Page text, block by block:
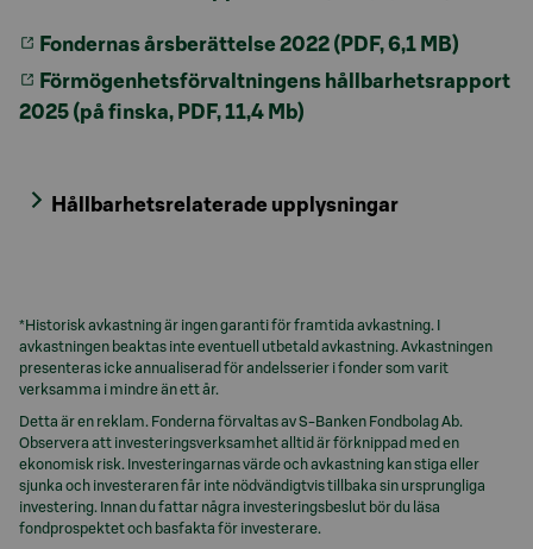
Fondernas årsberättelse 2022 (PDF, 6,1 MB)
Förmögenhetsförvaltningens hållbarhetsrapport
2025 (på finska, PDF, 11,4 Mb)
Hållbarhetsrelaterade upplysningar
*Historisk avkastning är ingen garanti för framtida avkastning. I
avkastningen beaktas inte eventuell utbetald avkastning. Avkastningen
presenteras icke annualiserad för andelsserier i fonder som varit
verksamma i mindre än ett år.
Detta är en reklam. Fonderna förvaltas av S-Banken Fondbolag Ab.
Observera att investeringsverksamhet alltid är förknippad med en
ekonomisk risk. Investeringarnas värde och avkastning kan stiga eller
sjunka och investeraren får inte nödvändigtvis tillbaka sin ursprungliga
investering. Innan du fattar några investeringsbeslut bör du läsa
fondprospektet och basfakta för investerare.